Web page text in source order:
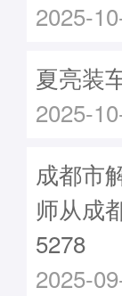
2025-
夏亮装
2025-
成都市
师从成
5278
2025-